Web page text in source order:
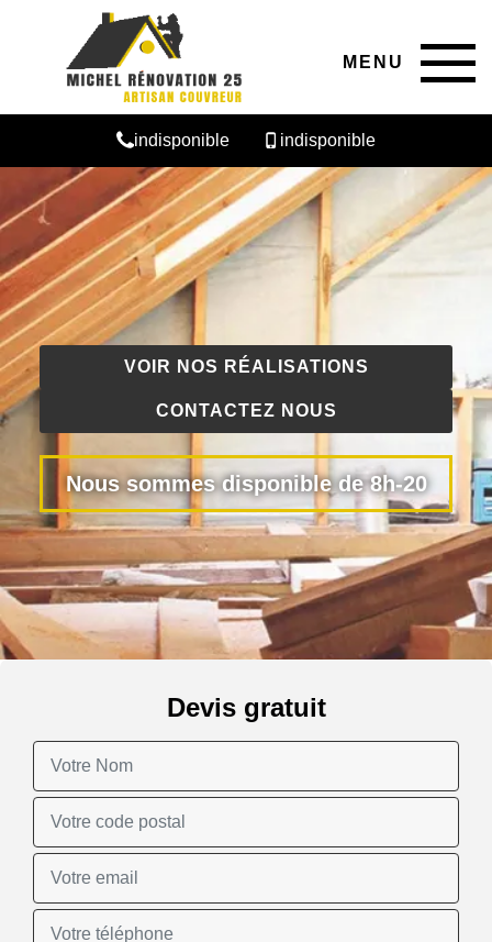
MENU
indisponible indisponible
VOIR NOS RÉALISATIONS
CONTACTEZ NOUS
Nous sommes disponible de 8h-20
Devis gratuit